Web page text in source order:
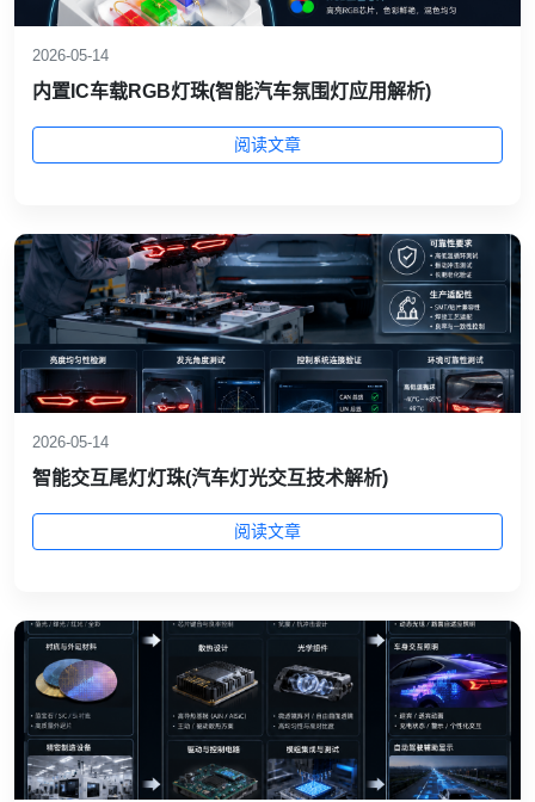
2026-05-14
内置IC车载RGB灯珠(智能汽车氛围灯应用解析)
阅读文章
2026-05-14
智能交互尾灯灯珠(汽车灯光交互技术解析)
阅读文章